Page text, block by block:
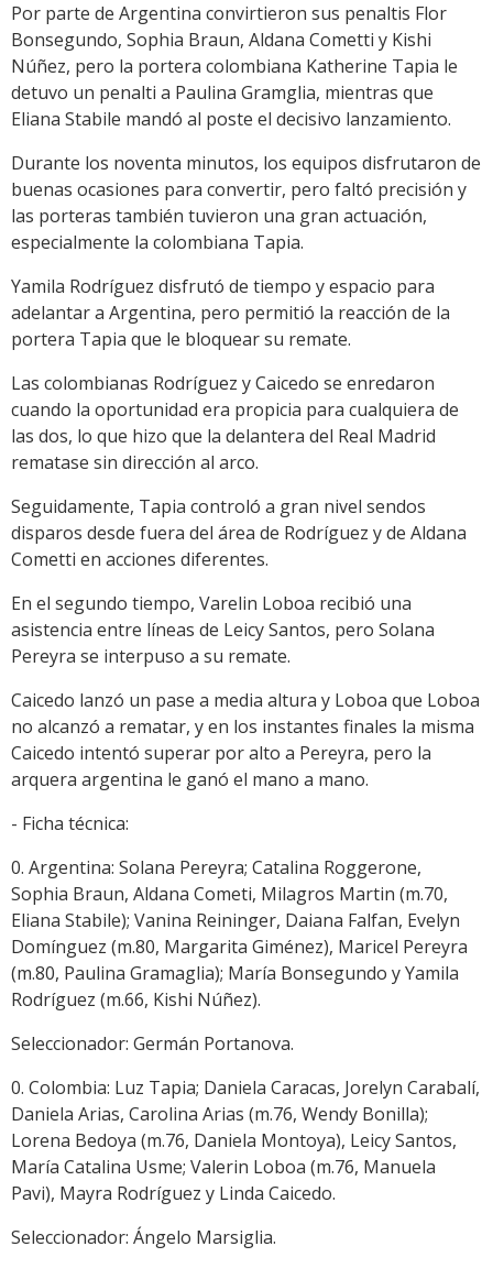
Por parte de Argentina convirtieron sus penaltis Flor
Bonsegundo, Sophia Braun, Aldana Cometti y Kishi
Núñez, pero la portera colombiana Katherine Tapia le
detuvo un penalti a Paulina Gramglia, mientras que
Eliana Stabile mandó al poste el decisivo lanzamiento.
Durante los noventa minutos, los equipos disfrutaron de
buenas ocasiones para convertir, pero faltó precisión y
las porteras también tuvieron una gran actuación,
especialmente la colombiana Tapia.
Yamila Rodríguez disfrutó de tiempo y espacio para
adelantar a Argentina, pero permitió la reacción de la
portera Tapia que le bloquear su remate.
Las colombianas Rodríguez y Caicedo se enredaron
cuando la oportunidad era propicia para cualquiera de
las dos, lo que hizo que la delantera del Real Madrid
rematase sin dirección al arco.
Seguidamente, Tapia controló a gran nivel sendos
disparos desde fuera del área de Rodríguez y de Aldana
Cometti en acciones diferentes.
En el segundo tiempo, Varelin Loboa recibió una
asistencia entre líneas de Leicy Santos, pero Solana
Pereyra se interpuso a su remate.
Caicedo lanzó un pase a media altura y Loboa que Loboa
no alcanzó a rematar, y en los instantes finales la misma
Caicedo intentó superar por alto a Pereyra, pero la
arquera argentina le ganó el mano a mano.
- Ficha técnica:
0. Argentina: Solana Pereyra; Catalina Roggerone,
Sophia Braun, Aldana Cometi, Milagros Martin (m.70,
Eliana Stabile); Vanina Reininger, Daiana Falfan, Evelyn
Domínguez (m.80, Margarita Giménez), Maricel Pereyra
(m.80, Paulina Gramaglia); María Bonsegundo y Yamila
Rodríguez (m.66, Kishi Núñez).
Seleccionador: Germán Portanova.
0. Colombia: Luz Tapia; Daniela Caracas, Jorelyn Carabalí,
Daniela Arias, Carolina Arias (m.76, Wendy Bonilla);
Lorena Bedoya (m.76, Daniela Montoya), Leicy Santos,
María Catalina Usme; Valerin Loboa (m.76, Manuela
Pavi), Mayra Rodríguez y Linda Caicedo.
Seleccionador: Ángelo Marsiglia.